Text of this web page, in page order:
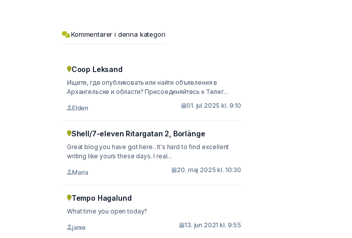
Kommentarer i denna kategori
Coop Leksand
Ищете, где опубликовать или найти объявления в
Архангельске и области? Присоединяйтесь к Телег...
Elden 01. jul 2025 kl. 9:10
Shell/7-eleven Ritargatan 2, Borlänge
Great blog you have got here.. It's hard to find excellent
writing like yours these days. I real...
Maria 20. maj 2025 kl. 10:30
Tempo Hagalund
What time you open today?
janie 13. jun 2021 kl. 9:55